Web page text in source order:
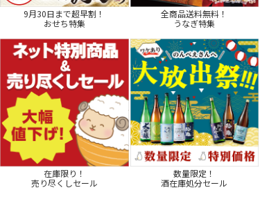
9月30日まで超早割！
おせち特集
全商品送料無料！
うなぎ特集
在庫限り！
売り尽くしセール
数量限定！
酒在庫処分セール